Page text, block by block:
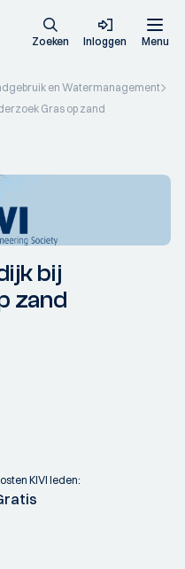
Zoeken Inloggen Menu
en Watermanagement
Gras op zand
bij
zand
KIVI leden: